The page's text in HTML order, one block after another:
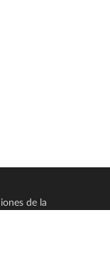
de la